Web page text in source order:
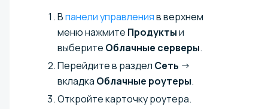
Впанели управленияв верхнем
меню нажмите Продуктыи
выберите Облачные серверы.
Перейдите в раздел Сеть →
вкладка Облачные роутеры.
Откройте карточку роутера.